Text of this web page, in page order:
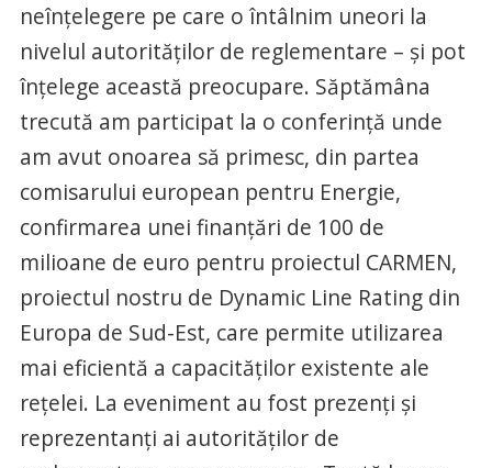
neînţelegere pe care o întâlnim uneori la
nivelul autorităţilor de reglementare – şi pot
înţelege această preocupare. Săptămâna
trecută am participat la o conferinţă unde
am avut onoarea să primesc, din partea
comisarului european pentru Energie,
confirmarea unei finanţări de 100 de
milioane de euro pentru proiectul CARMEN,
proiectul nostru de Dynamic Line Rating din
Europa de Sud-Est, care permite utilizarea
mai eficientă a capacităţilor existente ale
reţelei. La eveniment au fost prezenţi şi
reprezentanţi ai autorităţilor de